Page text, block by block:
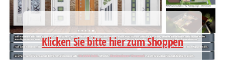
Klicken Sie bitte hier zum Shoppen